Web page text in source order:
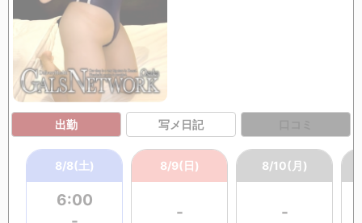
出勤 写メ日記
8/8(土)
6:00
8/9(日)
-
8/10(月)
-